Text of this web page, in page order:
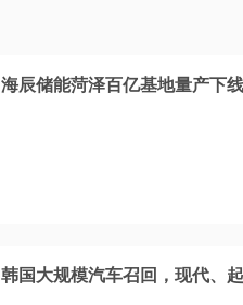
海辰储能菏泽百亿基地量产下
韩国大规模汽车召回，现代、